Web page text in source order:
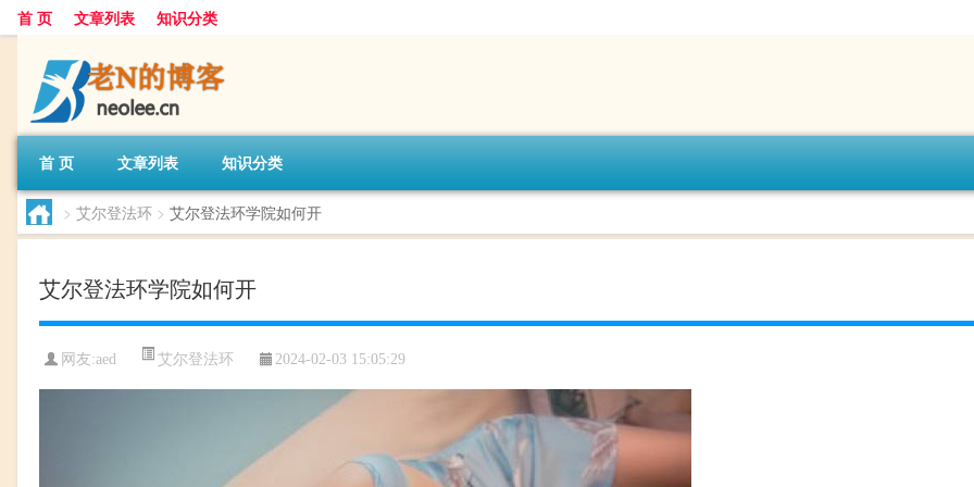
首 页 文章列表 知识分类
首 页 文章列表 知识分类
> 艾尔登法环 > 艾尔登法环学院如何开
艾尔登法环学院如何开
网友:aed 艾尔登法环 2024-02-03 15:05:29